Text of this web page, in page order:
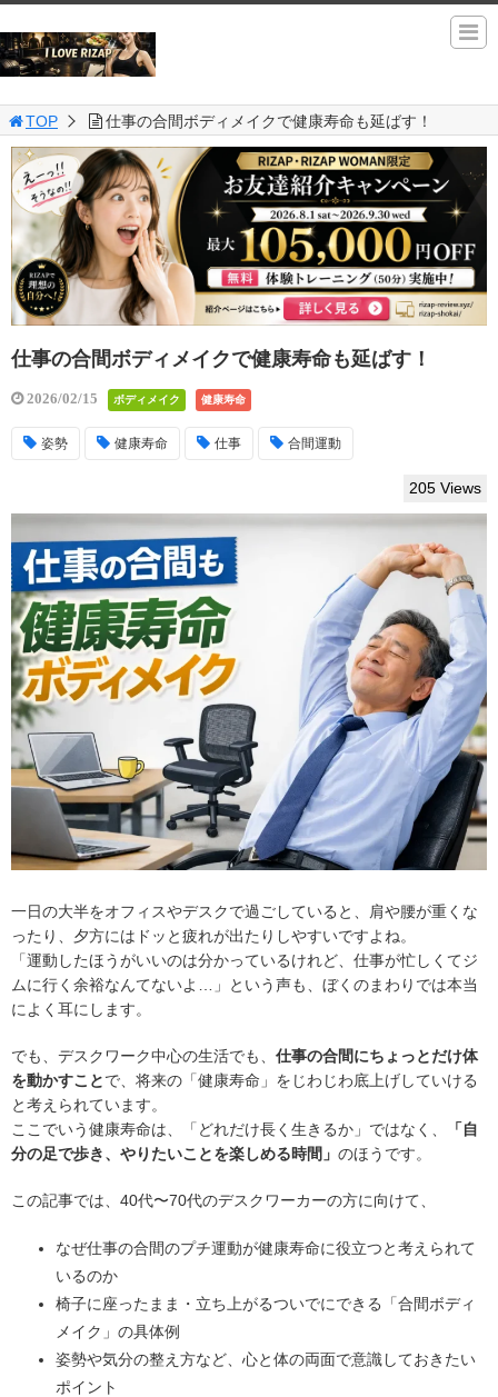
TOP 仕事の合間ボディメイクで健康寿命も延ばす！
仕事の合間ボディメイクで健康寿命も延ばす！
2026/02/15 ボディメイク 健康寿命
姿勢 健康寿命 仕事 合間運動
205 Views
一日の大半をオフィスやデスクで過ごしていると、肩や腰が重くな
ったり、夕方にはドッと疲れが出たりしやすいですよね。
「運動したほうがいいのは分かっているけれど、仕事が忙しくてジ
ムに行く余裕なんてないよ…」という声も、ぼくのまわりでは本当
によく耳にします。
でも、デスクワーク中心の生活でも、 仕事の合間にちょっとだけ体
を動かすことで、将来の「健康寿命」をじわじわ底上げしていける
と考えられています。
ここでいう健康寿命は、「どれだけ長く生きるか」ではなく、
「自
分の足で歩き、やりたいことを楽しめる時間」 のほうです。
この記事では、40代〜70代のデスクワーカーの方に向けて、
なぜ仕事の合間のプチ運動が健康寿命に役立つと考えられて
いるのか
椅子に座ったまま・立ち上がるついでにできる「合間ボディ
メイク」の具体例
姿勢や気分の整え方など、心と体の両面で意識しておきたい
ポイント